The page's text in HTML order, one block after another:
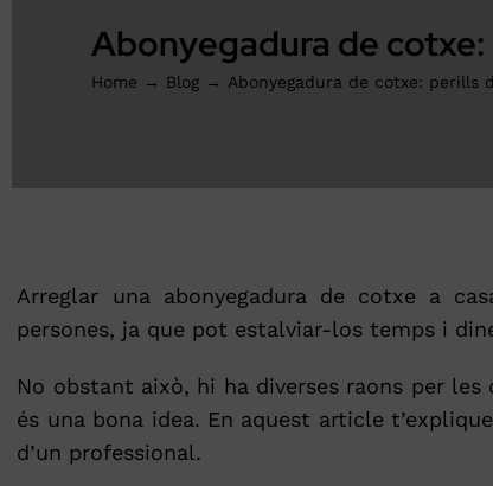
Abonyegadura de cotxe:
Home Blog Abonyegadura de cotxe: perills
Arreglar una abonyegadura de cotxe a
persones, ja que pot estalviar-los temps i
No obstant això, hi ha diverses raons per
és una bona idea. En aquest article
d’un professional.